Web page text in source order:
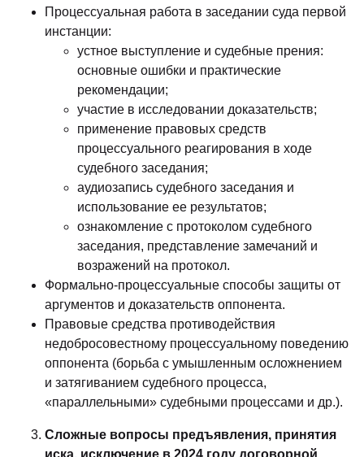
Процессуальная работа в заседании суда первой
инстанции:
устное выступление и судебные прения:
основные ошибки и практические
рекомендации;
участие в исследовании доказательств;
применение правовых средств
процессуального реагирования в ходе
судебного заседания;
аудиозапись судебного заседания и
использование ее результатов;
ознакомление с протоколом судебного
заседания, представление замечаний и
возражений на протокол.
Формально-процессуальные способы защиты от
аргументов и доказательств оппонента.
Правовые средства противодействия
недобросовестному процессуальному поведению
оппонента (борьба с умышленным осложнением
и затягиванием судебного процесса,
«параллельными» судебными процессами и др.).
Сложные вопросы предъявления, принятия
иска, исключение в 2024 году договорной